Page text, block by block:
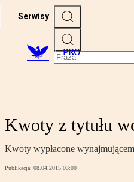
Serwisy
PRO
Kwoty z tytułu
Kwoty wypłacone
Publikacja: 08.04.2015 03:00